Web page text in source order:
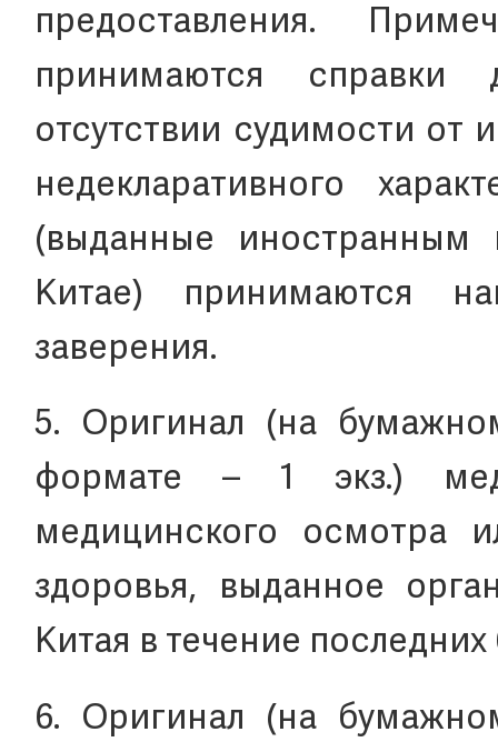
предоставления.
принимаются справки
отсутствии судимости от
недекларативного
(выданные иностранным
Китае) принимаются
заверения.
5. Оригинал (на
формате – 1 экз.)
медицинского осмотра
здоровья, выданное
Китая в течение
6. Оригинал (на